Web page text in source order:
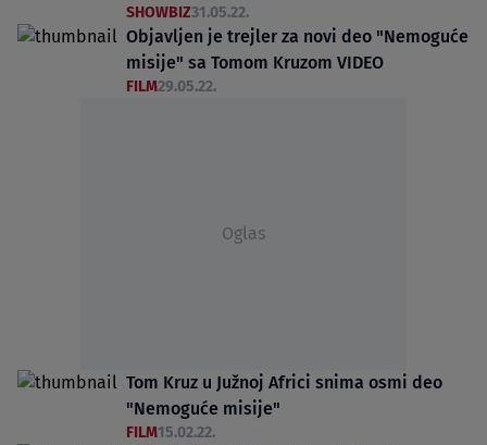
SHOWBIZ31.05.22.
Objavljen je trejler za novi deo "Nemoguće
misije" sa Tomom Kruzom VIDEO
FILM29.05.22.
Oglas
Tom Kruz u Južnoj Africi snima osmi deo
"Nemoguće misije"
FILM15.02.22.